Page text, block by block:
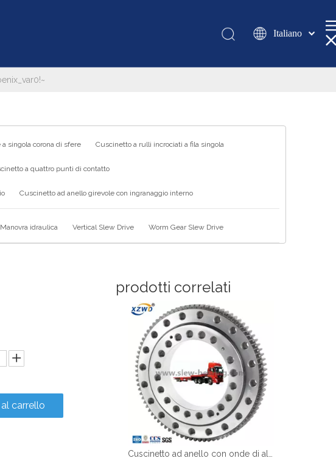
Italiano
românesc
Pусский
العربية
singola corona di sfere Cuscinetto a rulli incrociati a fila singola
a quattro punti di contatto
Cuscinetto ad anello girevole con ingranaggio interno
Manovra idraulica Vertical Slew Drive Worm Gear Slew Drive
carrello
prodotti correlati